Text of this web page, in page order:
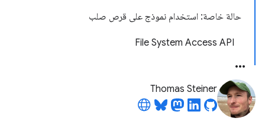
حالة خاصة: استخدام نموذج على قرص صلب
File System Access API
Thomas Steiner